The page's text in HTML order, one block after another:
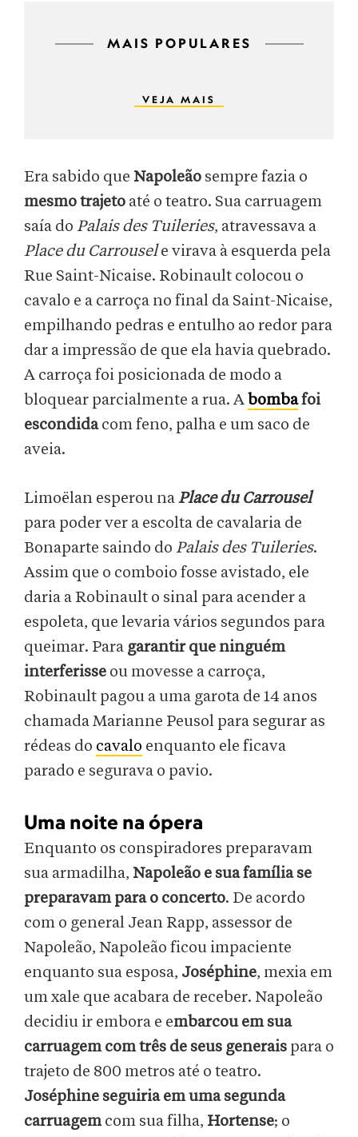
MAIS POPULARES
VEJA MAIS
Era sabido que Napoleão sempre fazia o
mesmo trajeto até o teatro. Sua carruagem
saía do Palais des Tuileries, atravessava a
Place du Carrousele virava à esquerda pela
Rue Saint-Nicaise. Robinault colocou o
cavalo e a carroça no final da Saint-Nicaise,
empilhando pedras e entulho ao redor para
dar a impressão de que ela havia quebrado.
A carroça foi posicionada de modo a
bloquear parcialmente a rua. A bombafoi
escondidacom feno, palha e um saco de
aveia.
Limoëlan esperou naPlace du Carrousel
para poder ver a escolta de cavalaria de
Bonaparte saindo do Palais des Tuileries.
Assim que o comboio fosse avistado, ele
daria a Robinault o sinal para acender a
espoleta, que levaria vários segundos para
queimar. Para garantir que ninguém
interferisse ou movesse a carroça,
Robinault pagou a uma garota de 14 anos
chamada Marianne Peusol para segurar as
rédeas do cavalo enquanto ele ficava
parado e segurava o pavio.
Uma noite na ópera
Enquanto os conspiradores preparavam
sua armadilha, Napoleão e sua família se
preparavam para o concerto. De acordo
com o general Jean Rapp, assessor de
Napoleão, Napoleão ficou impaciente
enquanto sua esposa, Joséphine, mexia em
um xale que acabara de receber. Napoleão
decidiu ir embora e embarcou em sua
carruagem com três de seus generais para o
trajeto de 800 metros até o teatro.
Joséphine seguiria em uma segunda
carruagemcom sua filha, Hortense; o